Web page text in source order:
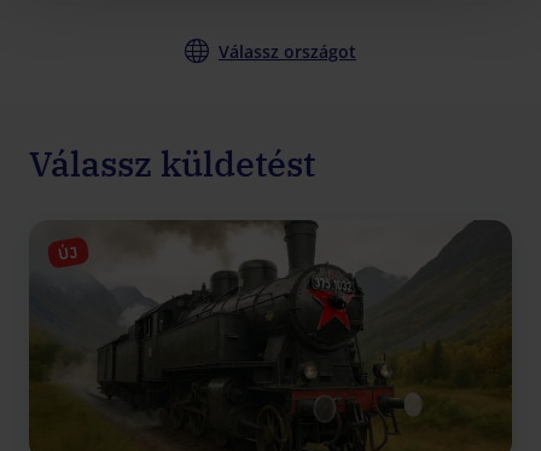
Válassz országot
Válassz küldetést
ÚJ